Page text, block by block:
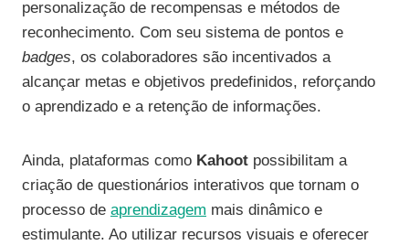
personalização de recompensas e métodos de
reconhecimento. Com seu sistema de pontos e
badges, os colaboradores são incentivados a
alcançar metas e objetivos predefinidos, reforçando
o aprendizado e a retenção de informações.
Ainda, plataformas como Kahoot possibilitam a
criação de questionários interativos que tornam o
processo de aprendizagem mais dinâmico e
estimulante. Ao utilizar recursos visuais e oferecer